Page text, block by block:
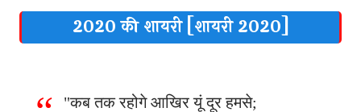
2020 की शायरी [शायरी 2020]
"कब तक रहोगे आखिर यूं दूर हमसे;